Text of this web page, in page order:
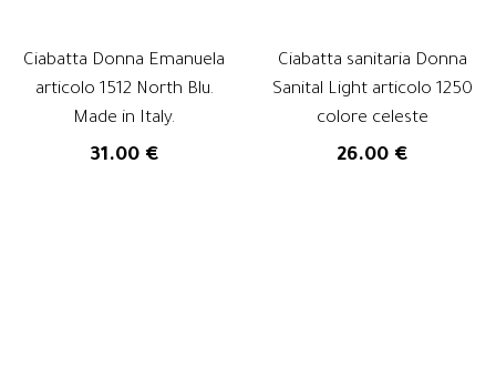
Ciabatta Donna Emanuela
articolo 1512 North Blu.
Made in Italy.
31.00 €
Ciabatta sanitaria Donna
Sanital Light articolo 1250
colore celeste
26.00 €